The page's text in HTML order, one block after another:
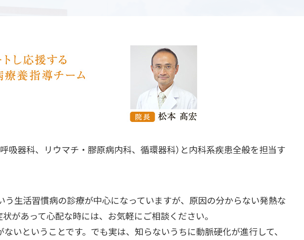
吸器科、リウマチ・膠原病内科、循環器科）と内科系疾患全般を担当す
う生活習慣病の診療が中心になっていますが、原因の分からない発熱な
があって心配な時には、お気軽にご相談ください。
いということです。でも実は、知らないうちに動脈硬化が進行して、